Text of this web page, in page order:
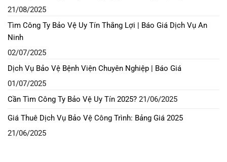
21/08/2025
Tìm Công Ty Bảo Vệ Uy Tín Thắng Lợi | Báo Giá Dịch Vụ An
Ninh
02/07/2025
Dịch Vụ Bảo Vệ Bệnh Viện Chuyên Nghiệp | Báo Giá
01/07/2025
Cần Tìm Công Ty Bảo Vệ Uy Tín 2025? 21/06/2025
Giá Thuê Dịch Vụ Bảo Vệ Công Trình: Bảng Giá 2025
21/06/2025